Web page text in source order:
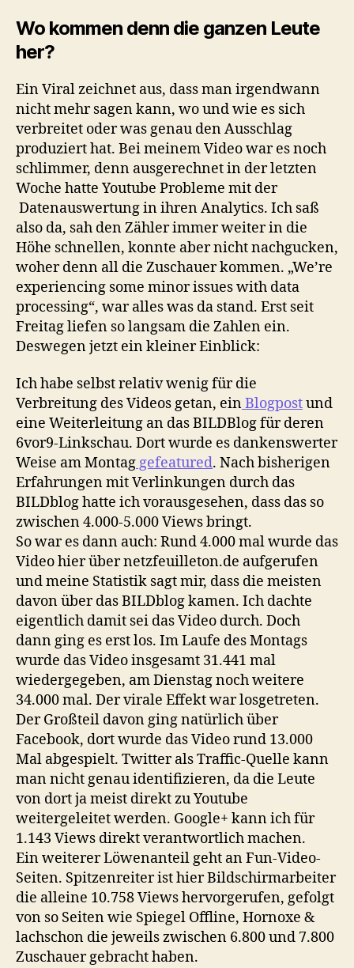
Wo kommen denn die ganzen Leute
her?
Ein Viral zeichnet aus, dass man irgendwann
nicht mehr sagen kann, wo und wie es sich
verbreitet oder was genau den Ausschlag
produziert hat. Bei meinem Video war es noch
schlimmer, denn ausgerechnet in der letzten
Woche hatte Youtube Probleme mit der
Datenauswertung in ihren Analytics. Ich saß
also da, sah den Zähler immer weiter in die
Höhe schnellen, konnte aber nicht nachgucken,
woher denn all die Zuschauer kommen. „We’re
experiencing some minor issues with data
processing“, war alles was da stand. Erst seit
Freitag liefen so langsam die Zahlen ein.
Deswegen jetzt ein kleiner Einblick:
Ich habe selbst relativ wenig für die
Verbreitung des Videos getan, einBlogpostund
eine Weiterleitung an das BILDBlog für deren
6vor9-Linkschau. Dort wurde es dankenswerter
Weise am Montaggefeatured. Nach bisherigen
Erfahrungen mit Verlinkungen durch das
BILDblog hatte ich vorausgesehen, dass das so
zwischen 4.000-5.000 Views bringt.
So war es dann auch: Rund 4.000 mal wurde das
Video hier über netzfeuilleton.de aufgerufen
und meine Statistik sagt mir, dass die meisten
davon über das BILDblog kamen. Ich dachte
eigentlich damit sei das Video durch. Doch
dann ging es erst los. Im Laufe des Montags
wurde das Video insgesamt 31.441 mal
wiedergegeben, am Dienstag noch weitere
34.000 mal. Der virale Effekt war losgetreten.
Der Großteil davon ging natürlich über
Facebook, dort wurde das Video rund 13.000
Mal abgespielt. Twitter als Traffic-Quelle kann
man nicht genau identifizieren, da die Leute
von dort ja meist direkt zu Youtube
weitergeleitet werden. Google+ kann ich für
1.143 Views direkt verantwortlich machen.
Ein weiterer Löwenanteil geht an Fun-Video-
Seiten. Spitzenreiter ist hier Bildschirmarbeiter
die alleine 10.758 Views hervorgerufen, gefolgt
von so Seiten wie Spiegel Offline, Hornoxe &
lachschon die jeweils zwischen 6.800 und 7.800
Zuschauer gebracht haben.